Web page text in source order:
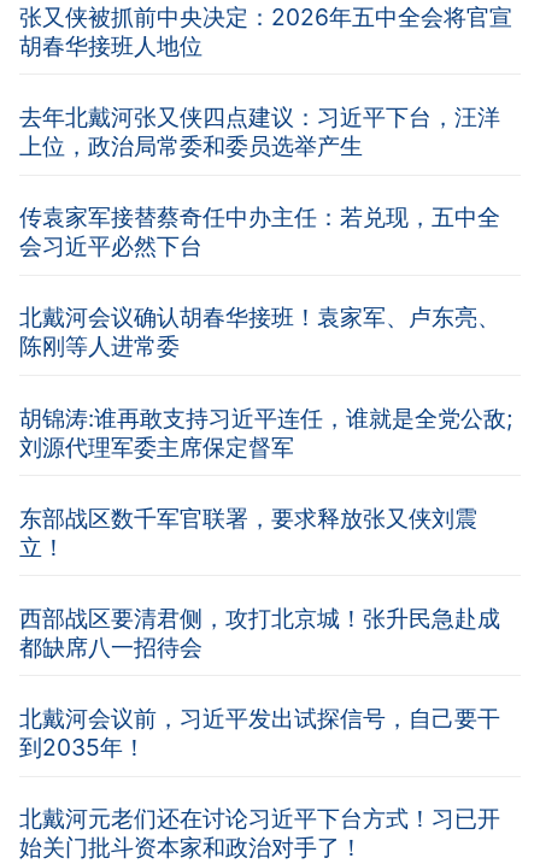
张又侠被抓前中央决定：2026年五中全会将官宣
胡春华接班人地位
去年北戴河张又侠四点建议：习近平下台，汪洋
上位，政治局常委和委员选举产生
传袁家军接替蔡奇任中办主任：若兑现，五中全
会习近平必然下台
北戴河会议确认胡春华接班！袁家军、卢东亮、
陈刚等人进常委
胡锦涛:谁再敢支持习近平连任，谁就是全党公敌;
刘源代理军委主席保定督军
东部战区数千军官联署，要求释放张又侠刘震
立！
西部战区要清君侧，攻打北京城！张升民急赴成
都缺席八一招待会
北戴河会议前，习近平发出试探信号，自己要干
到2035年！
北戴河元老们还在讨论习近平下台方式！习已开
始关门批斗资本家和政治对手了！